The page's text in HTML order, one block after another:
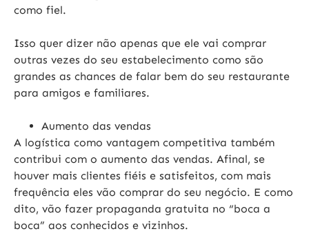
como fiel.
Isso quer dizer não apenas que ele vai comprar
outras vezes do seu estabelecimento como são
grandes as chances de falar bem do seu restaurante
para amigos e familiares.
Aumento das vendas
A logística como vantagem competitiva também
contribui com o aumento das vendas. Afinal, se
houver mais clientes fiéis e satisfeitos, com mais
frequência eles vão comprar do seu negócio. E como
dito, vão fazer propaganda gratuita no “boca a
boca” aos conhecidos e vizinhos.